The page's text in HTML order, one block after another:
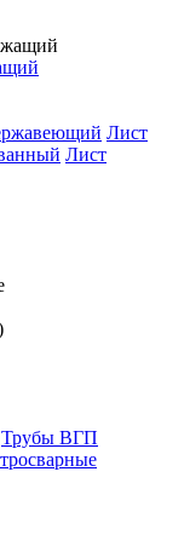
Лист
Лист
Трубы ВГП